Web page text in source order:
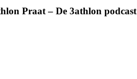
Praat – De 3athlon podcast